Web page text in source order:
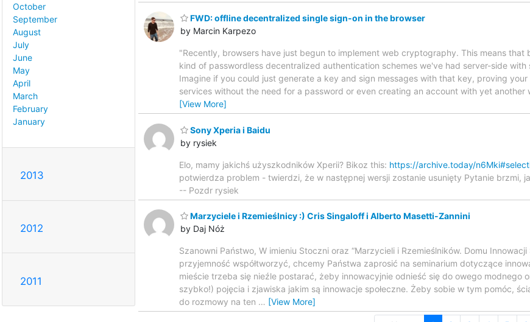
October
September
August
July
June
May
April
March
February
January
2013
2012
2011
FWD: offline decentralized single sign-on in the browser
by Marcin Karpezo
"Recently, browsers have just begun to implement web cryptography. This means that
kind of passwordless decentralized authentication schemes we've had server-side
Imagine if you could just generate a key and sign messages with that key, proving
services without the need for a password or even creating an account with yet another
[View More]
Sony Xperia i Baidu
by rysiek
Elo, mamy jakichś użyszkodników Xperii? Bikoz this: https://archive.today/
potwierdza problem - twierdzi, że w następnej wersji zostanie usunięty Pytanie brzmi,
-- Pozdr rysiek
Marzyciele i Rzemieślnicy :) Cris Singaloff i Alberto Masetti-Zannini
by Daj Nóż
Szanowni Państwo, W imieniu Stoczni oraz “Marzycieli i Rzemieślników. Domu
przyjemność współtworzyć, chcemy Państwa zaprosić na seminarium dotyczące
mieście trzeba się nieźle postarać, żeby innowacyjnie odnieść się do owego modnego
szybko!) pojęcia i zjawiska jakim są innowacje społeczne. Żeby sobie w tym pomóc,
do rozmowy na ten … [View More]